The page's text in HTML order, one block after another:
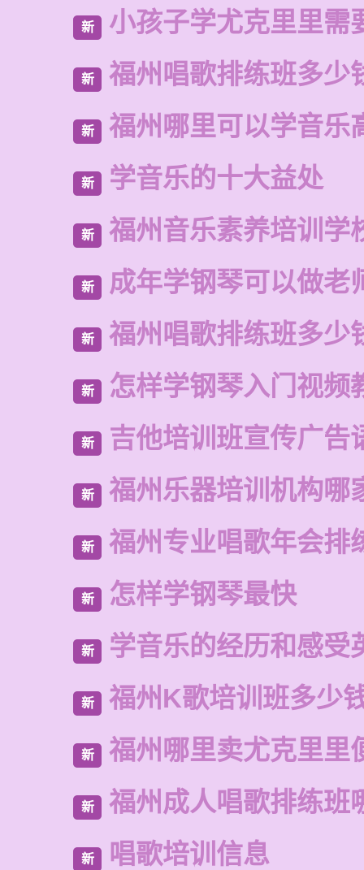
新 小孩子学尤克里里需
新 福州唱歌排练班多少
新 福州哪里可以学音乐
新 学音乐的十大益处
新 福州音乐素养培训学
新 成年学钢琴可以做老
新 福州唱歌排练班多少
新 怎样学钢琴入门视频
新 吉他培训班宣传广告
新 福州乐器培训机构哪
新 福州专业唱歌年会排
新 怎样学钢琴最快
新 学音乐的经历和感受
新 福州K歌培训班多少
新 福州哪里卖尤克里里
新 福州成人唱歌排练班
新 唱歌培训信息